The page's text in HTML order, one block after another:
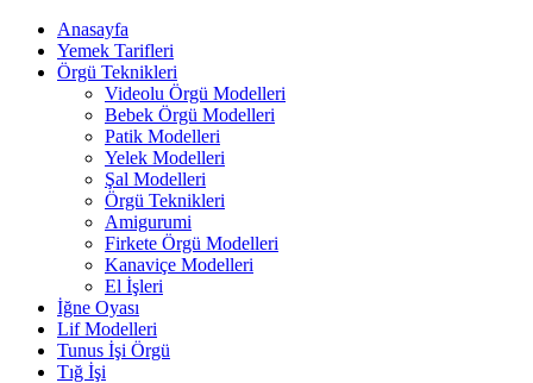
Anasayfa
Yemek Tarifleri
Örgü Teknikleri
Videolu Örgü Modelleri
Bebek Örgü Modelleri
Patik Modelleri
Yelek Modelleri
Şal Modelleri
Örgü Teknikleri
Amigurumi
Firkete Örgü Modelleri
Kanaviçe Modelleri
El İşleri
İğne Oyası
Lif Modelleri
Tunus İşi Örgü
Tığ İşi